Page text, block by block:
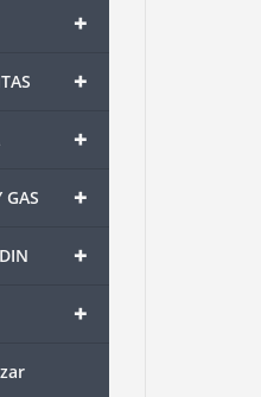
+
+
+
+
GAS
+
+